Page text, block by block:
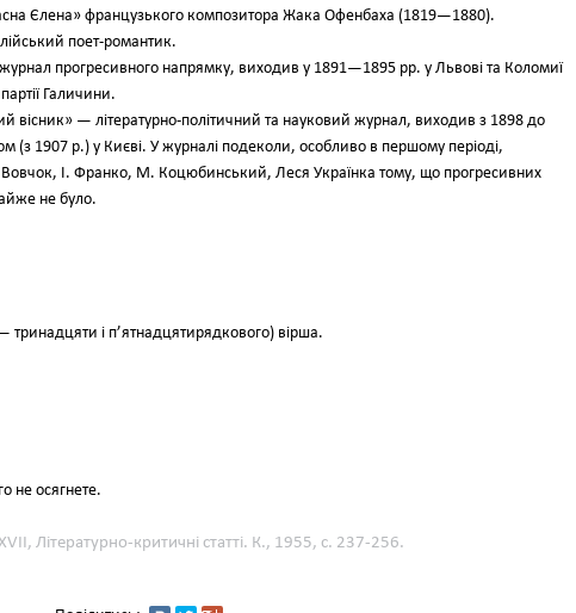
Єлена» французького композитора Жака Офенбаха (1819—1880).
поет-романтик.
прогресивного напрямку, виходив у 1891—1895 рр. у Львові та Коломиї
Галичини.
вісник» — літературно-політичний та науковий журнал, виходив з 1898 до
(з 1907 р.) у Києві. У журналі подеколи, особливо в першому періоді,
Вовчок, І. Франко, М. Коцюбинський, Леся Українка тому, що прогресивних
не було.
і п’ятнадцятирядкового) вірша.
не осягнете.
Літературно-критичні статті. К., 1955, с. 237-256.